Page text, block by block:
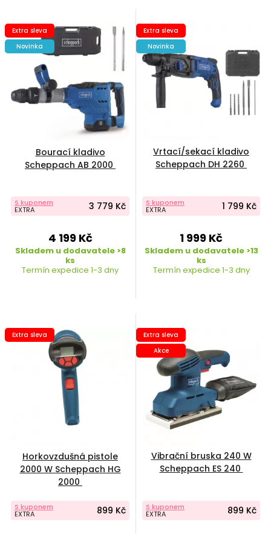
Extra sleva
Novinka
Bourací kladivo
Scheppach AB 2000
S kuponem
EXTRA 3 779 Kč
4 199 Kč
Skladem u dodavatele >8
ks
Termín expedice 1-3 dny
Extra sleva
Novinka
Vrtací/sekací kladivo
Scheppach DH 2260
S kuponem
EXTRA 1 799 Kč
1 999 Kč
Skladem u dodavatele >13
ks
Termín expedice 1-3 dny
Extra sleva
Horkovzdušná pistole
2000 W Scheppach HG
2000
S kuponem
EXTRA 899 Kč
Extra sleva
Akce
Vibrační bruska 240 W
Scheppach ES 240
S kuponem
EXTRA 899 Kč